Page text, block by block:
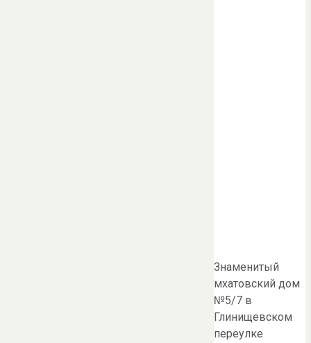
Знаменитый
мхатовский дом
№5/7 в
Глинищевском
переулке